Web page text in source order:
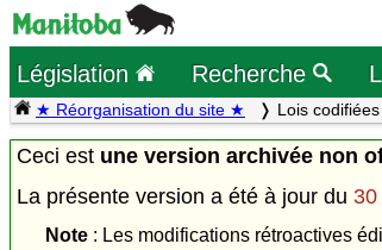
Législation Recherche
★ Réorganisation du site ★ Lois codifiées
Ceci est une version archivée non
La présente version a été à jour du
Note: Les modifications rétroactives